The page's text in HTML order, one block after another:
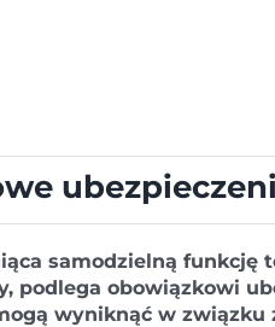
samodzielną
podlega obowiązkowi
wyniknąć w